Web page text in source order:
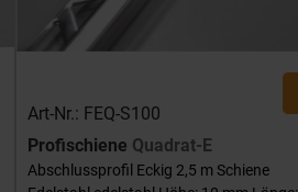
Art-Nr.: FEQ-S100
Profischiene Quadrat-E
Abschlussprofil Eckig 2,5 m Schiene